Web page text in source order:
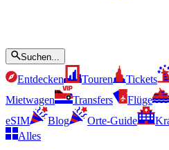
Suchen...
Entdecken Touren Tickets
Mietwagen
Transfers Flüge
eSIM
Blog Orte-Guide
Alles